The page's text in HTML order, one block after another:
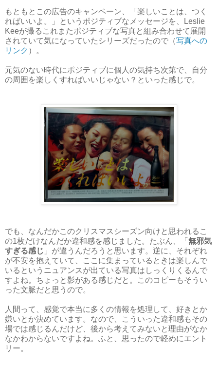
もともとこの広告のキャンペーン、「楽しいことは、つく
ればいいよ。」というポジティブなメッセージを、Leslie
Keeが撮るこれまたポジティブな写真と組み合わせて展開
されていて気になっていたシリーズだったので（写真への
リンク ）。
元気のない時代にポジティブに個人の気持ち次第で、自分
の周囲を楽しくすればいいじゃない？といった感じで。
でも、なんだかこのクリスマスシーズン向けと思われるこ
の1枚だけなんだか違和感を感じました。たぶん、「 無邪気
すぎる感じ 」が違うんだろうと思います。逆に、それぞれ
が不安を抱えていて、ここに集まっているときは楽しんで
いるというニュアンスが出ている写真はしっくりくるんで
すよね。ちょっと影がある感じだと。このコピーもそうい
った文脈だと思うので。
人間って、感覚で本当に多くの情報を処理して、好きとか
嫌いとか決めています。なので、こういった違和感もその
場では感じるんだけど、後から考えてみないと理由がなか
なかわからないですよね。ふと、思ったので軽めにエント
リー。